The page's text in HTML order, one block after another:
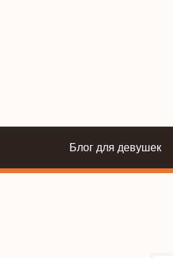
Блог для девушек